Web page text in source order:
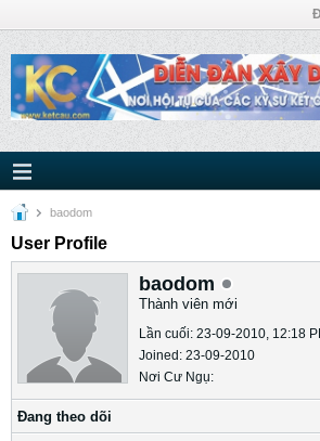
baodom
User Profile
baodom
Thành viên mới
Lần cuối: 23-09-2010, 12:18
Joined: 23-09-2010
Nơi Cư Ngụ:
Ðang theo dõi